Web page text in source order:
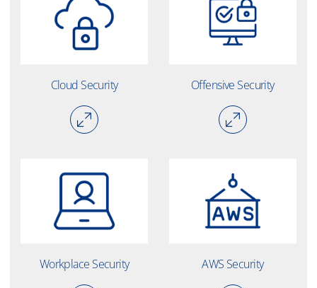
Cloud Security Offensive Security
Workplace Security AWS Security